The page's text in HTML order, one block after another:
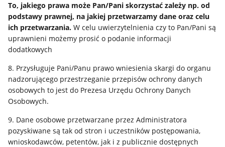
To, jakiego prawa może Pan/Pani skorzystać zależy np. od
podstawy prawnej, na jakiej przetwarzamy dane oraz celu
ich przetwarzania. W celu uwierzytelnienia czy to Pan/Pani są
uprawnieni możemy prosić o podanie informacji
dodatkowych
8. Przysługuje Pani/Panu prawo wniesienia skargi do organu
nadzorującego przestrzeganie przepisów ochrony danych
osobowych to jest do Prezesa Urzędu Ochrony Danych
Osobowych.
9. Dane osobowe przetwarzane przez Administratora
pozyskiwane są tak od stron i uczestników postępowania,
wnioskodawców, petentów, jak i z publicznie dostępnych